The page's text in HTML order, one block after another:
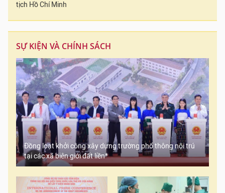
tịch Hồ Chí Minh
SỰ KIỆN VÀ CHÍNH SÁCH
Đồng loạt khởi công xây dựng trường phổ thông nội trú
tại các xã biên giới đất liền*